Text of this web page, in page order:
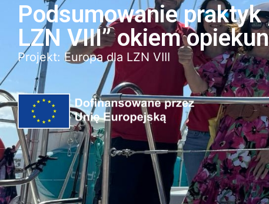
Podsumowanie praktyk
LZN VIII” okiem
Projekt:Europa dla LZN VIII